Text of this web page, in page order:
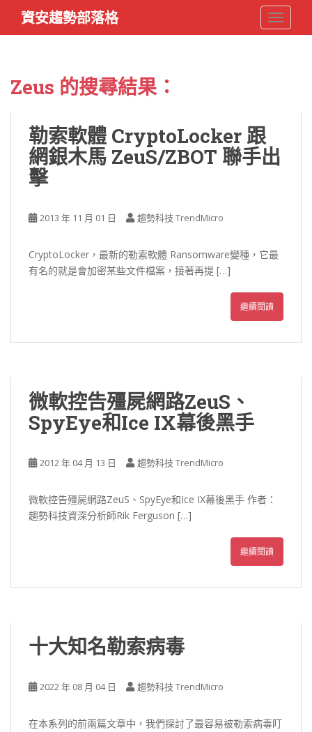
i
資安趨勢部落格
Zeus 的搜尋結果：
勒索軟體 CryptoLocker 跟
網銀木馬 ZeuS/ZBOT 聯手出
擊
2013 年 11 月 01 日 趨勢科技 TrendMicro
CryptoLocker，最新的勒索軟體 Ransomware變種，它最
有名的就是會加密某些文件檔案，接著再提 […]
繼續閱讀
微軟控告殭屍網路ZeuS、
SpyEye和Ice IX幕後黑手
2012 年 04 月 13 日 趨勢科技 TrendMicro
微軟控告殭屍網路ZeuS、SpyEye和Ice IX幕後黑手 作者：
趨勢科技資深分析師Rik Ferguson […]
繼續閱讀
十大知名勒索病毒
2022 年 08 月 04 日 趨勢科技 TrendMicro
在本系列的前兩篇文章中，我們探討了最容易被勒索病毒盯